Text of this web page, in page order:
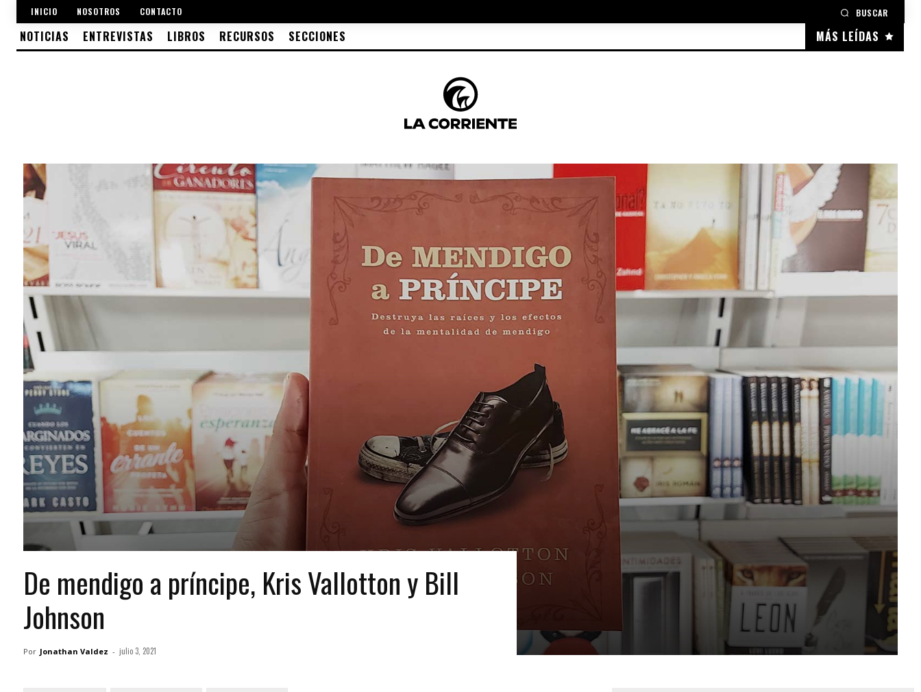
INICIO NOSOTROS CONTACTO BUSCAR
MÁS LEÍDAS
NOTICIAS ENTREVISTAS LIBROS RECURSOS SECCIONES
De mendigo a príncipe, Kris Vallotton y Bill
Johnson
Por Jonathan Valdez - julio 3, 2021